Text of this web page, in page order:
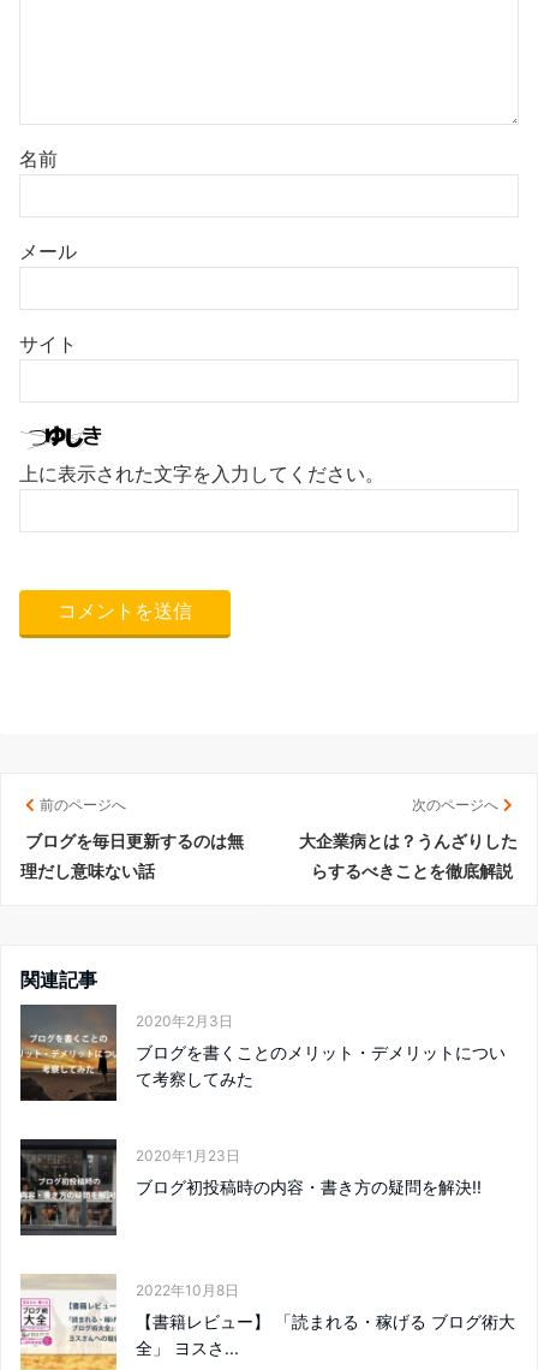
名前
メール
サイト
上に表示された文字を入力してください。
前のページへ
ブログを毎日更新するのは無
理だし意味ない話
次のページへ
大企業病とは？うんざりした
らするべきことを徹底解説
関連記事
2020年2月3日
ブログを書くことのメリット・デメリットについ
て考察してみた
2020年1月23日
ブログ初投稿時の内容・書き方の疑問を解決!!
2022年10月8日
【書籍レビュー】 「読まれる・稼げる ブログ術大
全」 ヨスさ...